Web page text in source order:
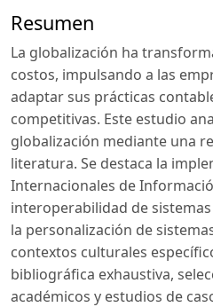
Resumen
La globalización ha
costos, impulsando a las
adaptar sus prácticas
competitivas. Este estudio
globalización mediante una
literatura. Se destaca la
Internacionales de
interoperabilidad de
la personalización de
contextos culturales
bibliográfica exhaustiva,
académicos y estudios de